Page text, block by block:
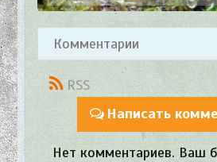
RSS
Написать
Нет комментариев. Ваш